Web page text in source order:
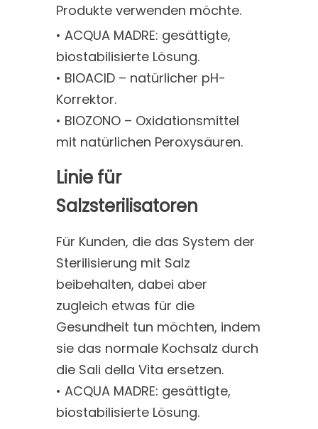
Produkte verwenden möchte.
• ACQUA MADRE: gesättigte,
biostabilisierte Lösung.
• BIOACID – natürlicher pH-
Korrektor.
• BIOZONO – Oxidationsmittel
mit natürlichen Peroxysäuren.
Linie für
Salzsterilisatoren
Für Kunden, die das System der
Sterilisierung mit Salz
beibehalten, dabei aber
zugleich etwas für die
Gesundheit tun möchten, indem
sie das normale Kochsalz durch
die Sali della Vita ersetzen.
• ACQUA MADRE: gesättigte,
biostabilisierte Lösung.